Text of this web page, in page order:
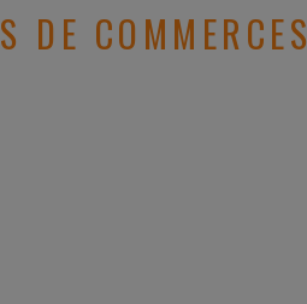
DE COMMERCES